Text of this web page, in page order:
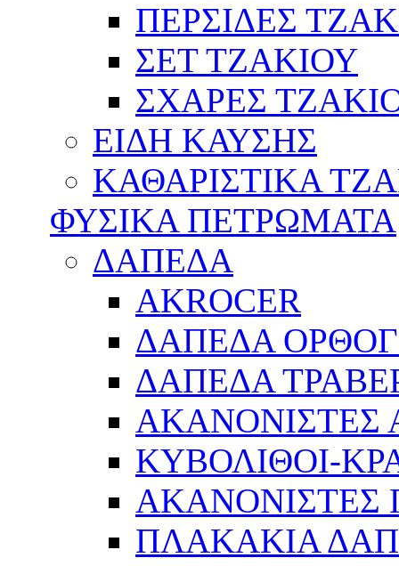
ΠΕΡΣΙΔΕΣ
ΣΕΤ ΤΖΑΚΙΟΥ
ΣΧΑΡΕΣ
ΕΙΔΗ ΚΑΥΣΗΣ
ΚΑΘΑΡΙΣΤΙΚΑ
ΦΥΣΙΚΑ ΠΕΤΡΩΜΑΤΑ
ΔΑΠΕΔΑ
AKROCER
ΔΑΠΕΔΑ
ΔΑΠΕΔΑ
ΑΚΑΝΟΝΙΣΤΕΣ
ΚΥΒΟΛΙΘΟΙ-
ΑΚΑΝΟΝΙΣΤΕΣ
ΠΛΑΚΑΚΙΑ